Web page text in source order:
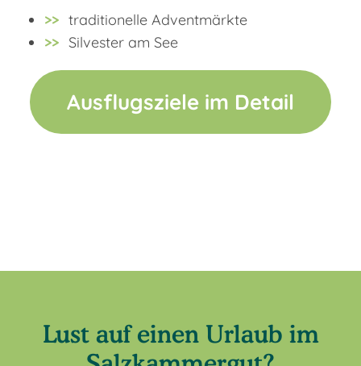
traditionelle Adventmärkte
Silvester am See
Ausflugsziele im Detail
Lust auf einen Urlaub im